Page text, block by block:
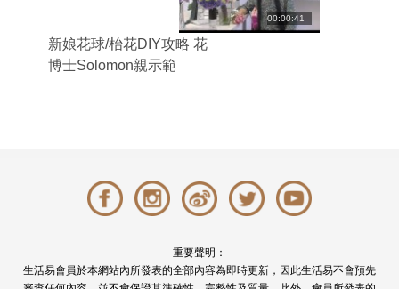
00:00:41
新娘花球/枱花DIY攻略 花
博士Solomon親示範
重要聲明：
生活易會員於本網站內所發表的全部內容為即時更新，因此生活易不會預先